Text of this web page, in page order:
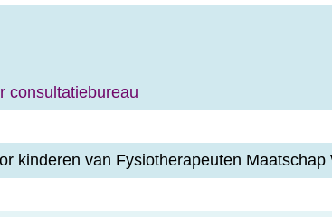
consultatiebureau
kinderen van Fysiotherapeuten Maatschap